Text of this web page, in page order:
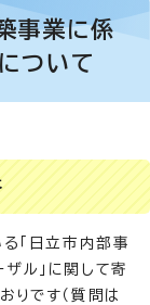
事業に係
ついて
「日立市内部事
ル」に関して寄
りです（質問は